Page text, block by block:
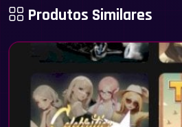
Produtos Similares